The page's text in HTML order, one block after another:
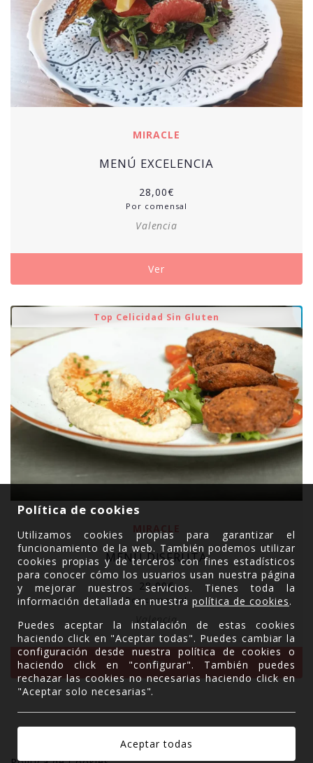
MIRACLE
MENÚ EXCELENCIA
28,00€
Por comensal
Valencia
Ver
Top Celicidad Sin Gluten
MENÚ DISFRUTA
28,00€
Por comensal
Valencia
Ver
Política de cookies
Utilizamos cookies propias para garantizar el
funcionamiento de la web. También podemos utilizar
cookies propias y de terceros con fines estadísticos
para conocer cómo los usuarios usan nuestra página
y mejorar nuestros servicios. Tienes toda la
información detallada en nuestrapolítica de cookies.
Puedes aceptar la instalación de estas cookies
haciendo click en "Aceptar todas". Puedes cambiar la
configuración desde nuestra política de cookies o
haciendo click en "configurar". También puedes
rechazar las cookies no necesarias haciendo click en
"Aceptar solo necesarias".